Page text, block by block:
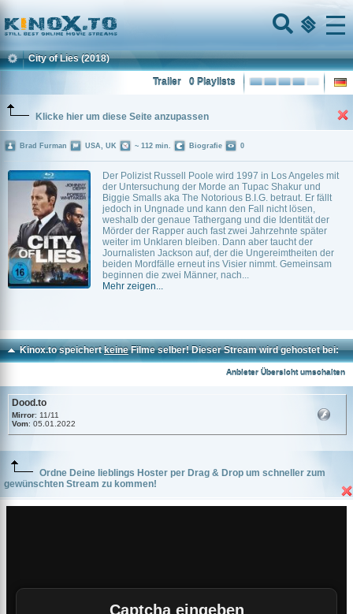
Home
Menu
City of Lies (2018)
0 Playlists
Trailer
Klicke hier um diese Seite anzupassen
Der Polizist Russell Poole wird 1997 in Los Angeles mit
der Untersuchung der Morde an Tupac Shakur und
Biggie Smalls aka The Notorious B.I.G. betraut. Er fällt
jedoch in Ungnade und kann den Fall nicht lösen,
weshalb der genaue Tathergang und die Identität der
Mörder der Rapper auch fast zwei Jahrzehnte später
weiter im Unklaren bleiben. Dann aber taucht der
Journalisten Jackson auf, der die Ungereimtheiten der
beiden Mordfälle erneut ins Visier nimmt. Gemeinsam
beginnen die zwei Männer, nach...
Mehr zeigen...
Brad Furman USA, UK ~ 112 min. Biografie 0
Kinox.to speichertkeineFilme selber! Dieser Stream wird gehostet bei:
Anbieter Übersicht umschalten
Dood.to
Mirror: 11/11
Vom: 05.01.2022
Ordne Deine lieblings Hoster per Drag & Drop um schneller zum
gewünschten Stream zu kommen!